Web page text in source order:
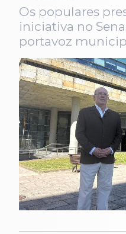
Os populares
iniciativa no
portavoz